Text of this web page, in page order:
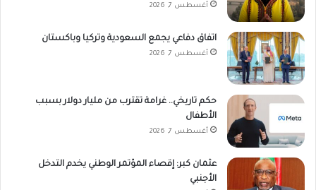
أغسطس 7, 2026
اتفاق دفاعي يجمع السعودية وتركيا وباكستان
أغسطس 7, 2026
حكم تاريخي.. غرامة تقترب من مليار دولار بسبب
الأطفال
أغسطس 7, 2026
عثمان كبر: إقصاء المؤتمر الوطني يخدم التدخل
الأجنبي